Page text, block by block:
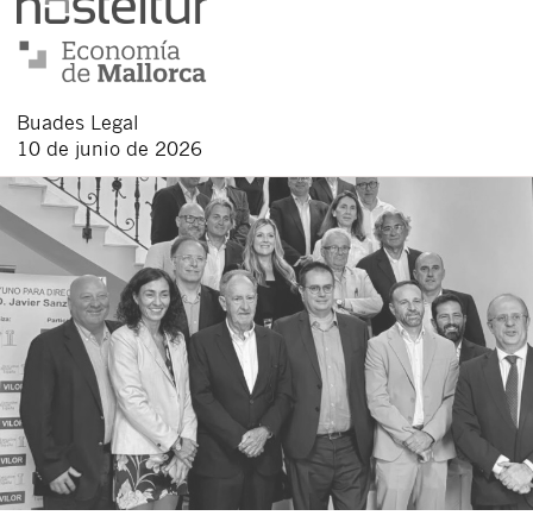
Buades Legal
10 de junio de 2026